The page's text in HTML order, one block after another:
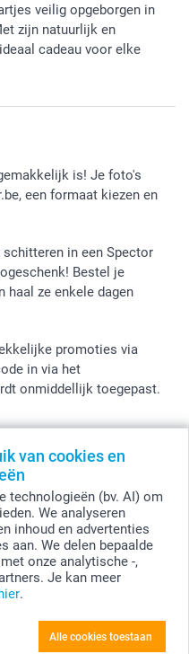
van cookies en
technologieën (bv. AI) om
We analyseren
inhoud en advertenties
aan. We delen bepaalde
onze analytische -,
Je kan meer
.
Alle cookies toestaan
veilig opgeborgen in
zijn natuurlijk en
cadeau voor elke
is! Je foto's
een formaat kiezen en
in een Spector
Bestel je
haal ze enkele dagen
promoties via
in via het
onmiddellijk toegepast.
België
5569 - BIC: GEBABEBB
en exclusief verzendkosten.